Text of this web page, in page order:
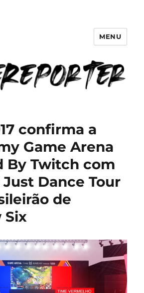
| Cultura Gamer
MENU
confirma a
Game Arena
By Twitch com
Dance Tour
de
Six